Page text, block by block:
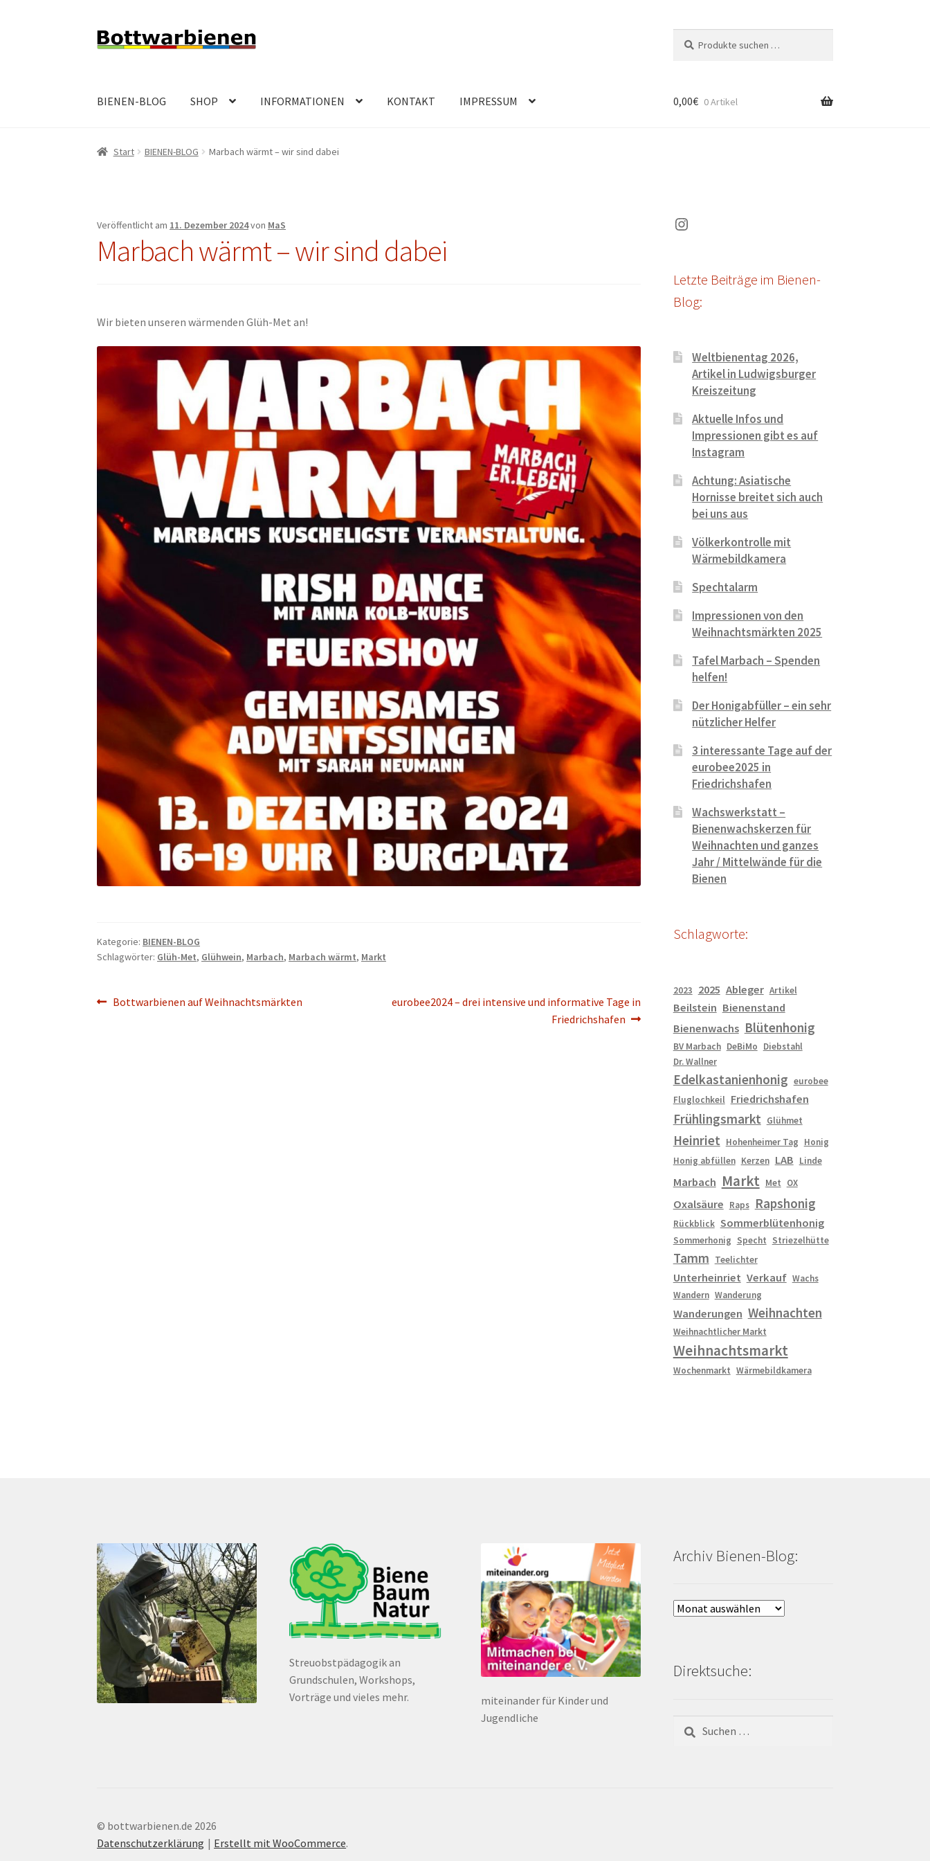
Zur
Navigation
Zum
Inhalt
nach:
BIENEN-BLOG SHOP INFORMATIONEN KONTAKT IMPRESSUM 0,00€ 0 Artikel
Start BIENEN-BLOG Marbach wärmt – wir sind dabei
Veröffentlicht am 11. Dezember 2024von MaS
Marbach wärmt – wir sind dabei
Wir bieten unseren wärmenden Glüh-Met an!
Kategorie: BIENEN-BLOG
Schlagwörter: Glüh-Met, Glühwein, Marbach, Marbach wärmt, Markt
Beitragsnavigation
Vorheriger
Bottwarbienen auf Weihnachtsmärkten
Nächster
eurobee2024 – drei intensive und informative Tage in
Friedrichshafen
Instagram
Letzte Beiträge im Bienen-
Blog:
Weltbienentag 2026,
Artikel in Ludwigsburger
Kreiszeitung
Aktuelle Infos und
Impressionen gibt es auf
Instagram
Achtung: Asiatische
Hornisse breitet sich auch
bei uns aus
Völkerkontrolle mit
Wärmebildkamera
Spechtalarm
Impressionen von den
Weihnachtsmärkten 2025
Tafel Marbach – Spenden
helfen!
Der Honigabfüller – ein sehr
nützlicher Helfer
3 interessante Tage auf der
eurobee2025 in
Friedrichshafen
Wachswerkstatt –
Bienenwachskerzen für
Weihnachten und ganzes
Jahr / Mittelwände für die
Bienen
Schlagworte:
2023 2025 Ableger Artikel
Beilstein Bienenstand
Bienenwachs Blütenhonig
BV Marbach DeBiMo Diebstahl
Dr. Wallner
Edelkastanienhonig eurobee
Fluglochkeil Friedrichshafen
Frühlingsmarkt Glühmet
Heinriet Hohenheimer Tag Honig
Honig abfüllen Kerzen LAB Linde
Marbach Markt Met OX
Oxalsäure Raps Rapshonig
Rückblick Sommerblütenhonig
Sommerhonig Specht Striezelhütte
Tamm Teelichter
Unterheinriet Verkauf Wachs
Wandern Wanderung
Wanderungen Weihnachten
Weihnachtlicher Markt
Weihnachtsmarkt
Wochenmarkt Wärmebildkamera
Streuobstpädagogik an
Grundschulen, Workshops,
Vorträge und vieles mehr.
miteinander für Kinder und
Jugendliche
Archiv Bienen-Blog:
Archiv
Direktsuche:
nach:
© bottwarbienen.de 2026
Datenschutzerklärung
Erstellt mit WooCommerce.